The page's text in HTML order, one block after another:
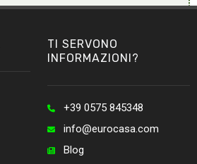
TI SERVONO
INFORMAZIONI?
+39 0575 845348
info@eurocasa.com
Blog